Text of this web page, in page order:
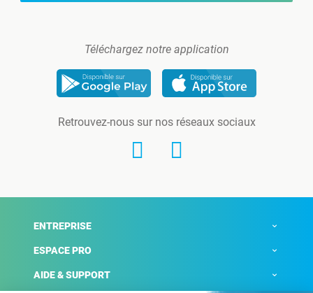
Téléchargez notre application
Retrouvez-nous sur nos réseaux sociaux
ENTREPRISE
ESPACE PRO
AIDE & SUPPORT